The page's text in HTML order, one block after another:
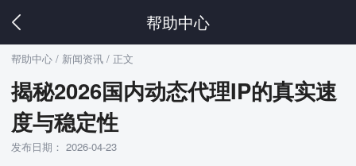
帮助中心
帮助中心 / 新闻资讯 / 正文
揭秘2026国内动态代理IP的真实速
度与稳定性
发布日期： 2026-04-23